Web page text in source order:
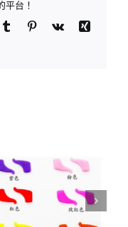
平台！
Tumblr Pinterest
Vk
Xing